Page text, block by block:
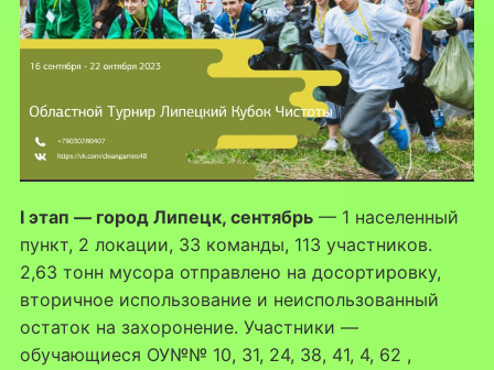
I этап — город Липецк, сентябрь— 1 населенный
пункт, 2 локации, 33 команды, 113 участников.
2,63 тонн мусора отправлено на досортировку,
вторичное использование и неиспользованный
остаток на захоронение. Участники —
обучающиеся ОУ№№ 10, 31, 24, 38, 41, 4, 62 ,